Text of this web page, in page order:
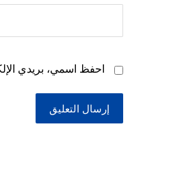
احفظ اسمي، بريدي
إرسال التعليق